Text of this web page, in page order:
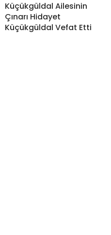
Küçükgüldal Ailesinin
Çınarı Hidayet
Küçükgüldal Vefat Etti